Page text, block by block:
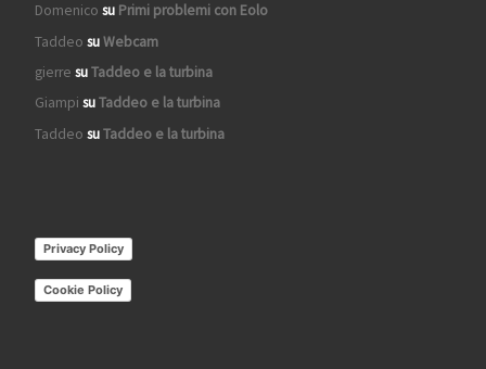
Domenico su Primi problemi con Eolo
Taddeo suWebcam
gierre suTaddeo e la turbina
Giampi suTaddeo e la turbina
Taddeo suTaddeo e la turbina
Privacy Policy
Cookie Policy